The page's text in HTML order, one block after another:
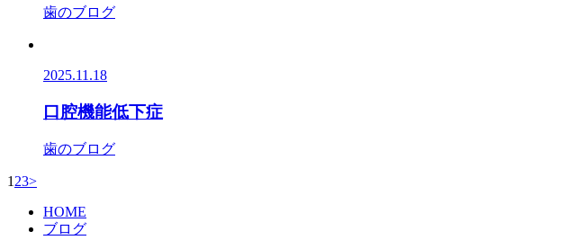
歯のブログ
2025.11.18
口腔機能低下症
歯のブログ
1 23>
HOME
ブログ